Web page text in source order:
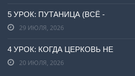
5 УРОК: ПУТАНИЦА (ВСЁ -
29 ИЮЛЯ, 2026
4 УРОК: КОГДА ЦЕРКОВЬ НЕ
20 ИЮЛЯ, 2026